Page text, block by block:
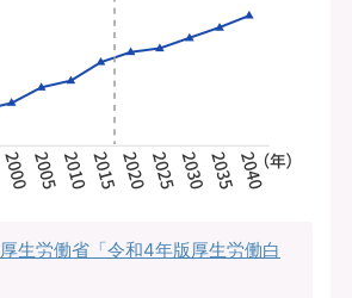
厚生労働省「令和4年版厚生労働白